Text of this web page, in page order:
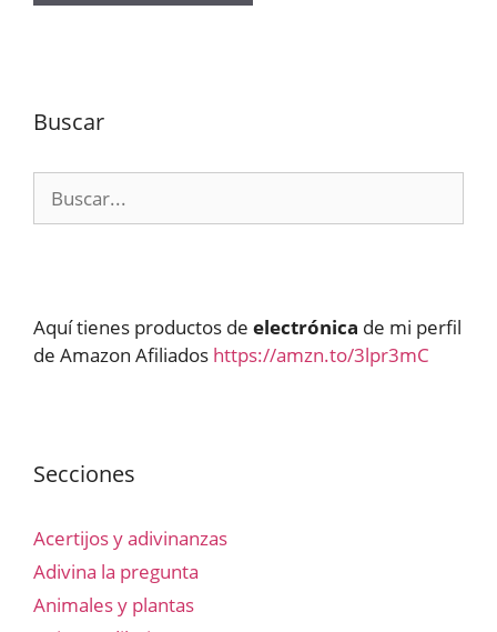
Buscar
Aquí tienes productos de electrónica de mi perfil
de Amazon Afiliados https://amzn.to/3lpr3mC
Secciones
Acertijos y adivinanzas
Adivina la pregunta
Animales y plantas